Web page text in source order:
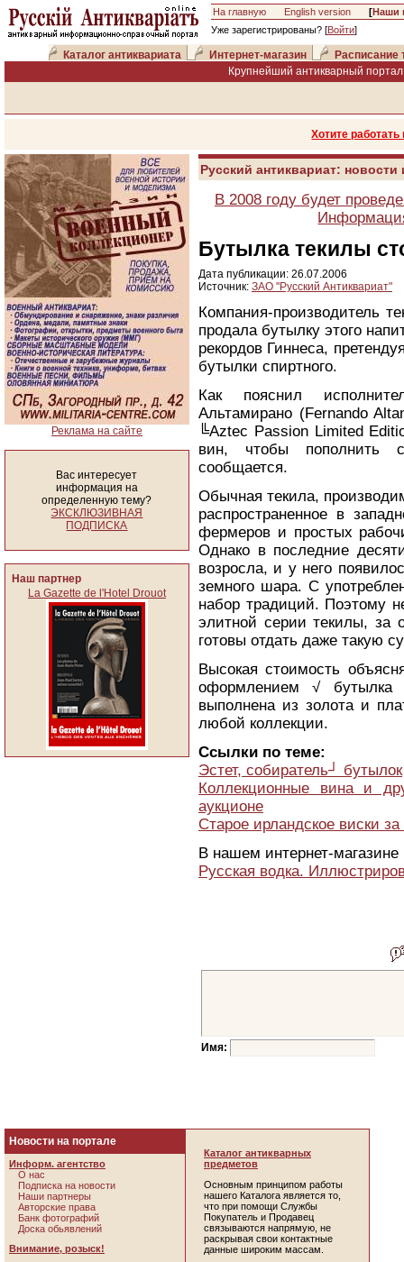
На главную English version [Наши
Уже зарегистрированы? [Войти]
Каталог антиквариата Интернет-магазин
Расписание
Крупнейший антикварный
Хотите
Реклама на сайте
Вас интересует
информация на
определенную тему?
ЭКСКЛЮЗИВНАЯ
ПОДПИСКА
Наш партнер
La Gazette de l'Hotel Drouot
Русский антиквариат:
В 2008 году будет
Бутылка текилы
Дата публикации: 26.07.2006
Источник: ЗАО "Русский Антиквариат"
Компания-производитель
продала бутылку этого
рекордов Гиннеса,
бутылки спиртного.
Как пояснил
Альтамирано (Fernando
╚Aztec Passion Limited
вин, чтобы пополнить
сообщается.
Обычная текила,
распространенное в
фермеров и простых
Однако в последние
возросла, и у него
земного шара. С
набор традиций. Поэтому
элитной серии текилы, за
готовы отдать даже такую
Высокая стоимость
оформлением √ бутылка
выполнена из золота и
любой коллекции.
Ссылки по теме:
Эстет, собиратель┘ бутылок
Коллекционные вина и
аукционе
Старое ирландское виски
В нашем интернет-магазине
Русская водка.
Имя:
Новости на портале
Информ. агентство
О нас
Подписка на новости
Наши партнеры
Авторские права
Банк фотографий
Доска обьявлений
Внимание, розыск!
Каталог антикварных
предметов
Основным принципом работы
нашего Каталога является то,
что при помощи Службы
Покупатель и Продавец
связываются напрямую, не
раскрывая свои контактные
данные широким массам.